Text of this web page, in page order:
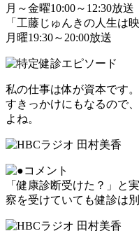
月～金曜10:00～12:30放送
「工藤じゅんきの人生は
月曜19:30～20:00放送
私の仕事は体が資本です
すきっかけにもなるので
よね。
「健康診断受けた？」と
察を受けていても健診は